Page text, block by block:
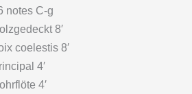
notes C-g
8′
coelestis 8′
4′
4′